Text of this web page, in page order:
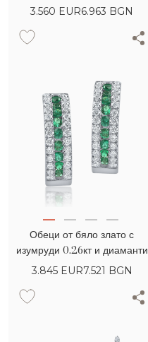
3.560 EUR6.963 BGN
Обеци от бяло злато с
изумруди 0.26кт и диаманти
0.32кт
3.845 EUR7.521 BGN